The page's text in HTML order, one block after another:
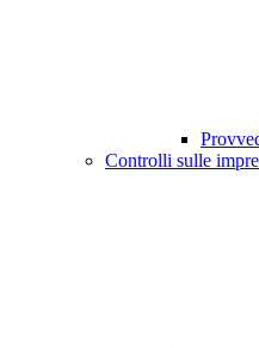
Controlli sulle